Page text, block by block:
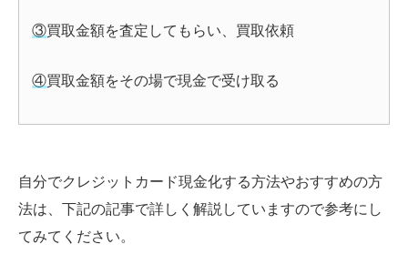
③買取金額を査定してもらい、買取依頼
④買取金額をその場で現金で受け取る
自分でクレジットカード現金化する方法やおすすめの方
法は、下記の記事で詳しく解説していますので参考にし
てみてください。